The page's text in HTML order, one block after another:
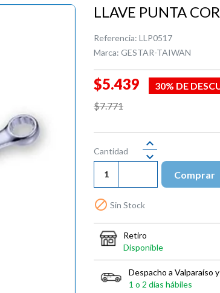
LLAVE PUNTA
Referencia: LLP0517
Marca: GESTAR-TAIWAN
$5.439
30% DE
$7.771
Cantidad
Comprar
 Sin Stock
Retiro
Disponible
Despacho a Valparaíso
1 o 2 días hábiles